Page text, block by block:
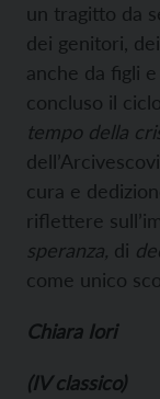
un tragitto da
dei genitori,
anche da figli
concluso il
tempo della
cura e
riflettere
speranza, di
come unico
Chiara Iori
(IV classico)